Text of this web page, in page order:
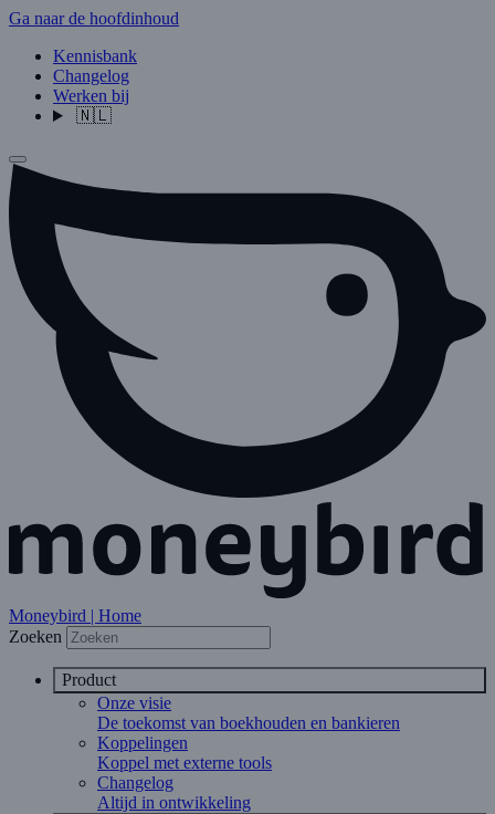
Ga naar de hoofdinhoud
Kennisbank
Changelog
Werken bij
🇳🇱
Moneybird | Home
Zoeken
Product
Onze visie
De toekomst van boekhouden en bankieren
Koppelingen
Koppel met externe tools
Changelog
Altijd in ontwikkeling